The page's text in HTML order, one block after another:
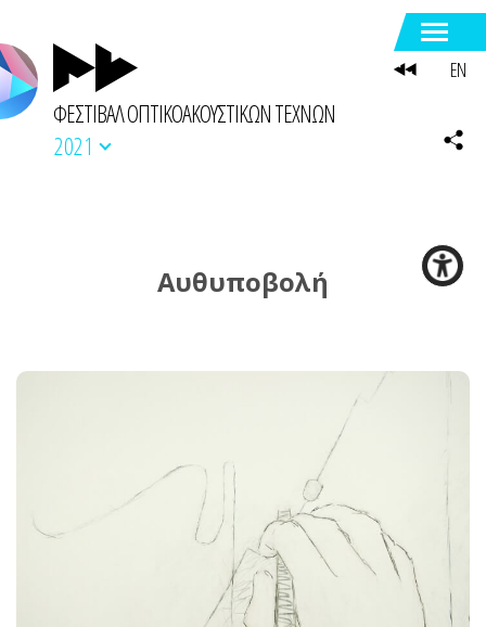
ΦΕΣΤΙΒΑΛ ΟΠΤΙΚΟΑΚΟΥΣΤΙΚΩΝ ΤΕΧΝΩΝ
2021
Αυθυποβολή
EN